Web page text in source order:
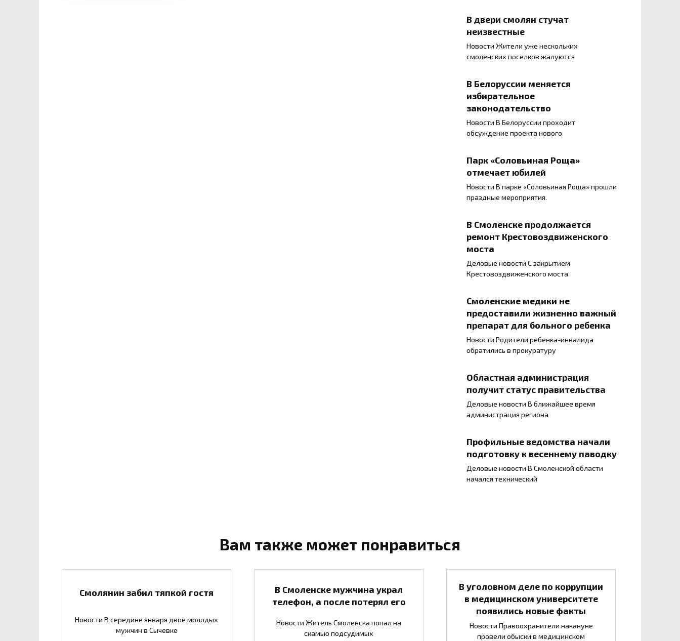
В двери смолян стучат
неизвестные
Новости Жители уже нескольких
смоленских поселков жалуются
В Белоруссии меняется
избирательное
законодательство
Новости В Белоруссии проходит
обсуждение проекта нового
Парк «Соловьиная Роща»
отмечает юбилей
Новости В парке «Соловьиная Роща» прошли
праздные мероприятия.
В Смоленске продолжается
ремонт Крестовоздвиженского
моста
Деловые новости С закрытием
Крестовоздвиженского моста
Смоленские медики не
предоставили жизненно важный
препарат для больного ребенка
Новости Родители ребенка-инвалида
обратились в прокуратуру
Областная администрация
получит статус правительства
Деловые новости В ближайшее время
администрация региона
Профильные ведомства начали
подготовку к весеннему паводку
Деловые новости В Смоленской области
начался технический
Вам также может понравиться
Смолянин забил тяпкой гостя
Новости В середине января двое молодых
мужчин в Сычевке
В Смоленске мужчина украл
телефон, а после потерял его
Новости Житель Смоленска попал на
скамью подсудимых
В уголовном деле по коррупции
в медицинском университете
появились новые факты
Новости Правоохранители накануне
провели обыски в медицинском